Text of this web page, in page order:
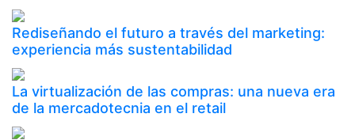
Rediseñando el futuro a través del marketing:
experiencia más sustentabilidad
La virtualización de las compras: una nueva era
de la mercadotecnia en el retail